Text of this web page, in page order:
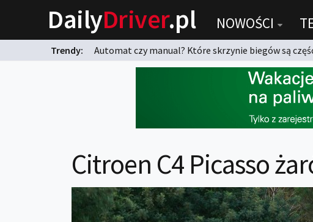
DailyDriver.pl NOWOŚCI
Trendy: Automat czy manual? Które skrzynie biegów są
Citroen C4 Picasso